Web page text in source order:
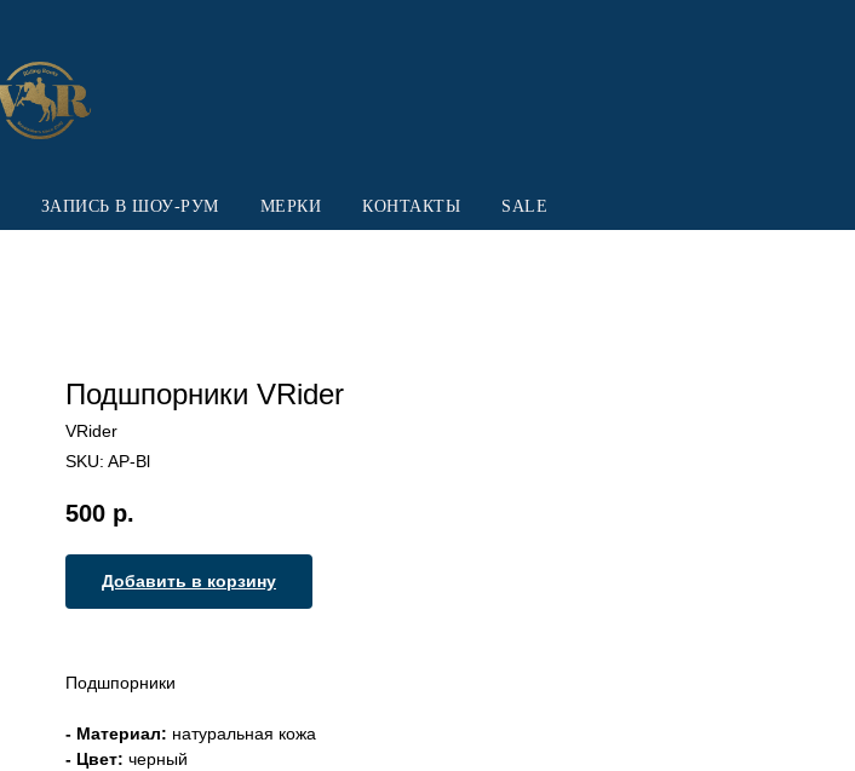
ЗАПИСЬ В ШОУ-РУМ МЕРКИ КОНТАКТЫ SALE
Подшпорники VRider
VRider
SKU: AP-Bl
500 р.
Добавить в корзину
Подшпорники
- Материал: натуральная кожа
- Цвет: черный